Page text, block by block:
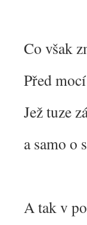
Co však
Před
Jež tuze
a samo o
A tak v